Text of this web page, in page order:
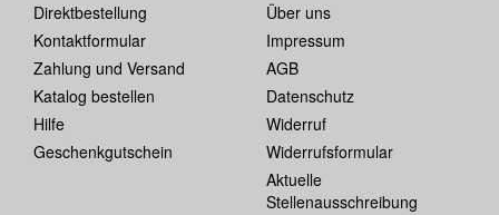
Direktbestellung
Kontaktformular
Zahlung und Versand
Katalog bestellen
Hilfe
Geschenkgutschein
Über uns
Impressum
AGB
Datenschutz
Widerruf
Widerrufsformular
Aktuelle
Stellenausschreibung